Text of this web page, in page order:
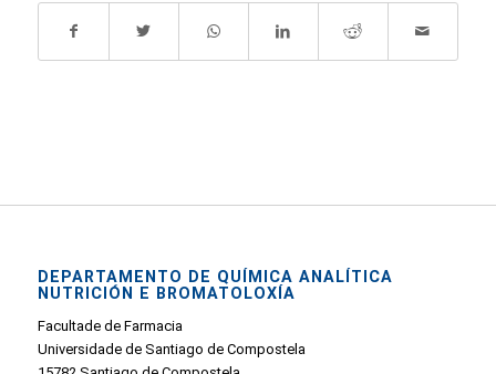
DEPARTAMENTO DE QUÍMICA ANALÍTICA
NUTRICIÓN E BROMATOLOXÍA
Facultade de Farmacia
Universidade de Santiago de Compostela